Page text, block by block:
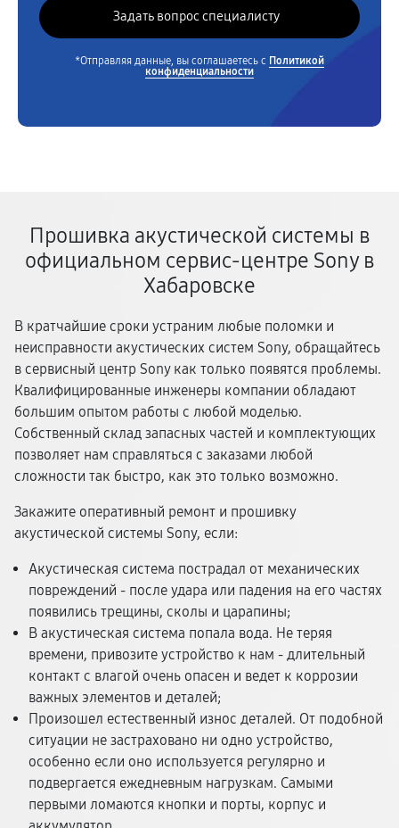
*Отправляя данные, вы соглашаетесь с Политикой
конфиденциальности
Прошивка акустической системы в
официальном сервис-центре Sony в
Хабаровске
В кратчайшие сроки устраним любые поломки и
неисправности акустических систем Sony, обращайтесь
в сервисный центр Sony как только появятся проблемы.
Квалифицированные инженеры компании обладают
большим опытом работы с любой моделью.
Собственный склад запасных частей и комплектующих
позволяет нам справляться с заказами любой
сложности так быстро, как это только возможно.
Закажите оперативный ремонт и прошивку
акустической системы Sony, если:
Акустическая система пострадал от механических
повреждений - после удара или падения на его частях
появились трещины, сколы и царапины;
В акустическая система попала вода. Не теряя
времени, привозите устройство к нам - длительный
контакт с влагой очень опасен и ведет к коррозии
важных элементов и деталей;
Произошел естественный износ деталей. От подобной
ситуации не застраховано ни одно устройство,
особенно если оно используется регулярно и
подвергается ежедневным нагрузкам. Самыми
первыми ломаются кнопки и порты, корпус и